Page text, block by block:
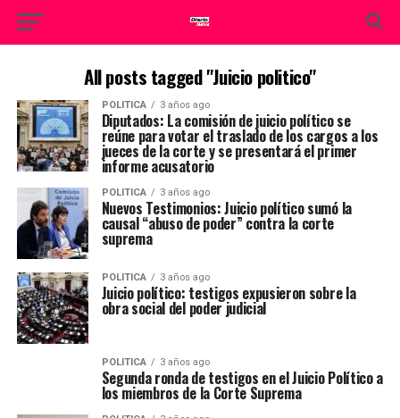
All posts tagged "Juicio politico"
POLITICA 3 años ago
Diputados: La comisión de juicio político se
reúne para votar el traslado de los cargos a los
jueces de la corte y se presentará el primer
informe acusatorio
POLITICA 3 años ago
Nuevos Testimonios: Juicio político sumó la
causal “abuso de poder” contra la corte
suprema
POLITICA 3 años ago
Juicio político: testigos expusieron sobre la
obra social del poder judicial
POLITICA 3 años ago
Segunda ronda de testigos en el Juicio Político a
los miembros de la Corte Suprema